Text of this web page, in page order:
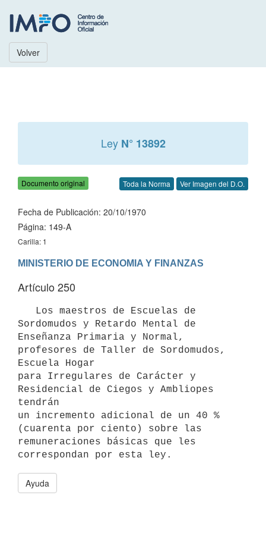
Volver
Ley N° 13892
Documento original Toda la Norma Ver Imagen del D.O.
Fecha de Publicación: 20/10/1970
Página: 149-A
Carilla: 1
MINISTERIO DE ECONOMIA Y FINANZAS
Artículo 250
Sordomudos y Retardo Mental de
Enseñanza Primaria y Normal,
profesores de Taller de Sordomudos,
Escuela Hogar
para Irregulares de Carácter y
Residencial de Ciegos y Ambliopes
tendrán
un incremento adicional de un 40 %
(cuarenta por ciento) sobre las
remuneraciones básicas que les
Ayuda